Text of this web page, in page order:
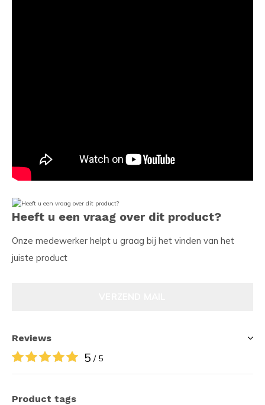
Heeft u een vraag over dit product?
Onze medewerker helpt u graag bij het vinden van het
juiste product
Reviews
5 / 5
Product tags